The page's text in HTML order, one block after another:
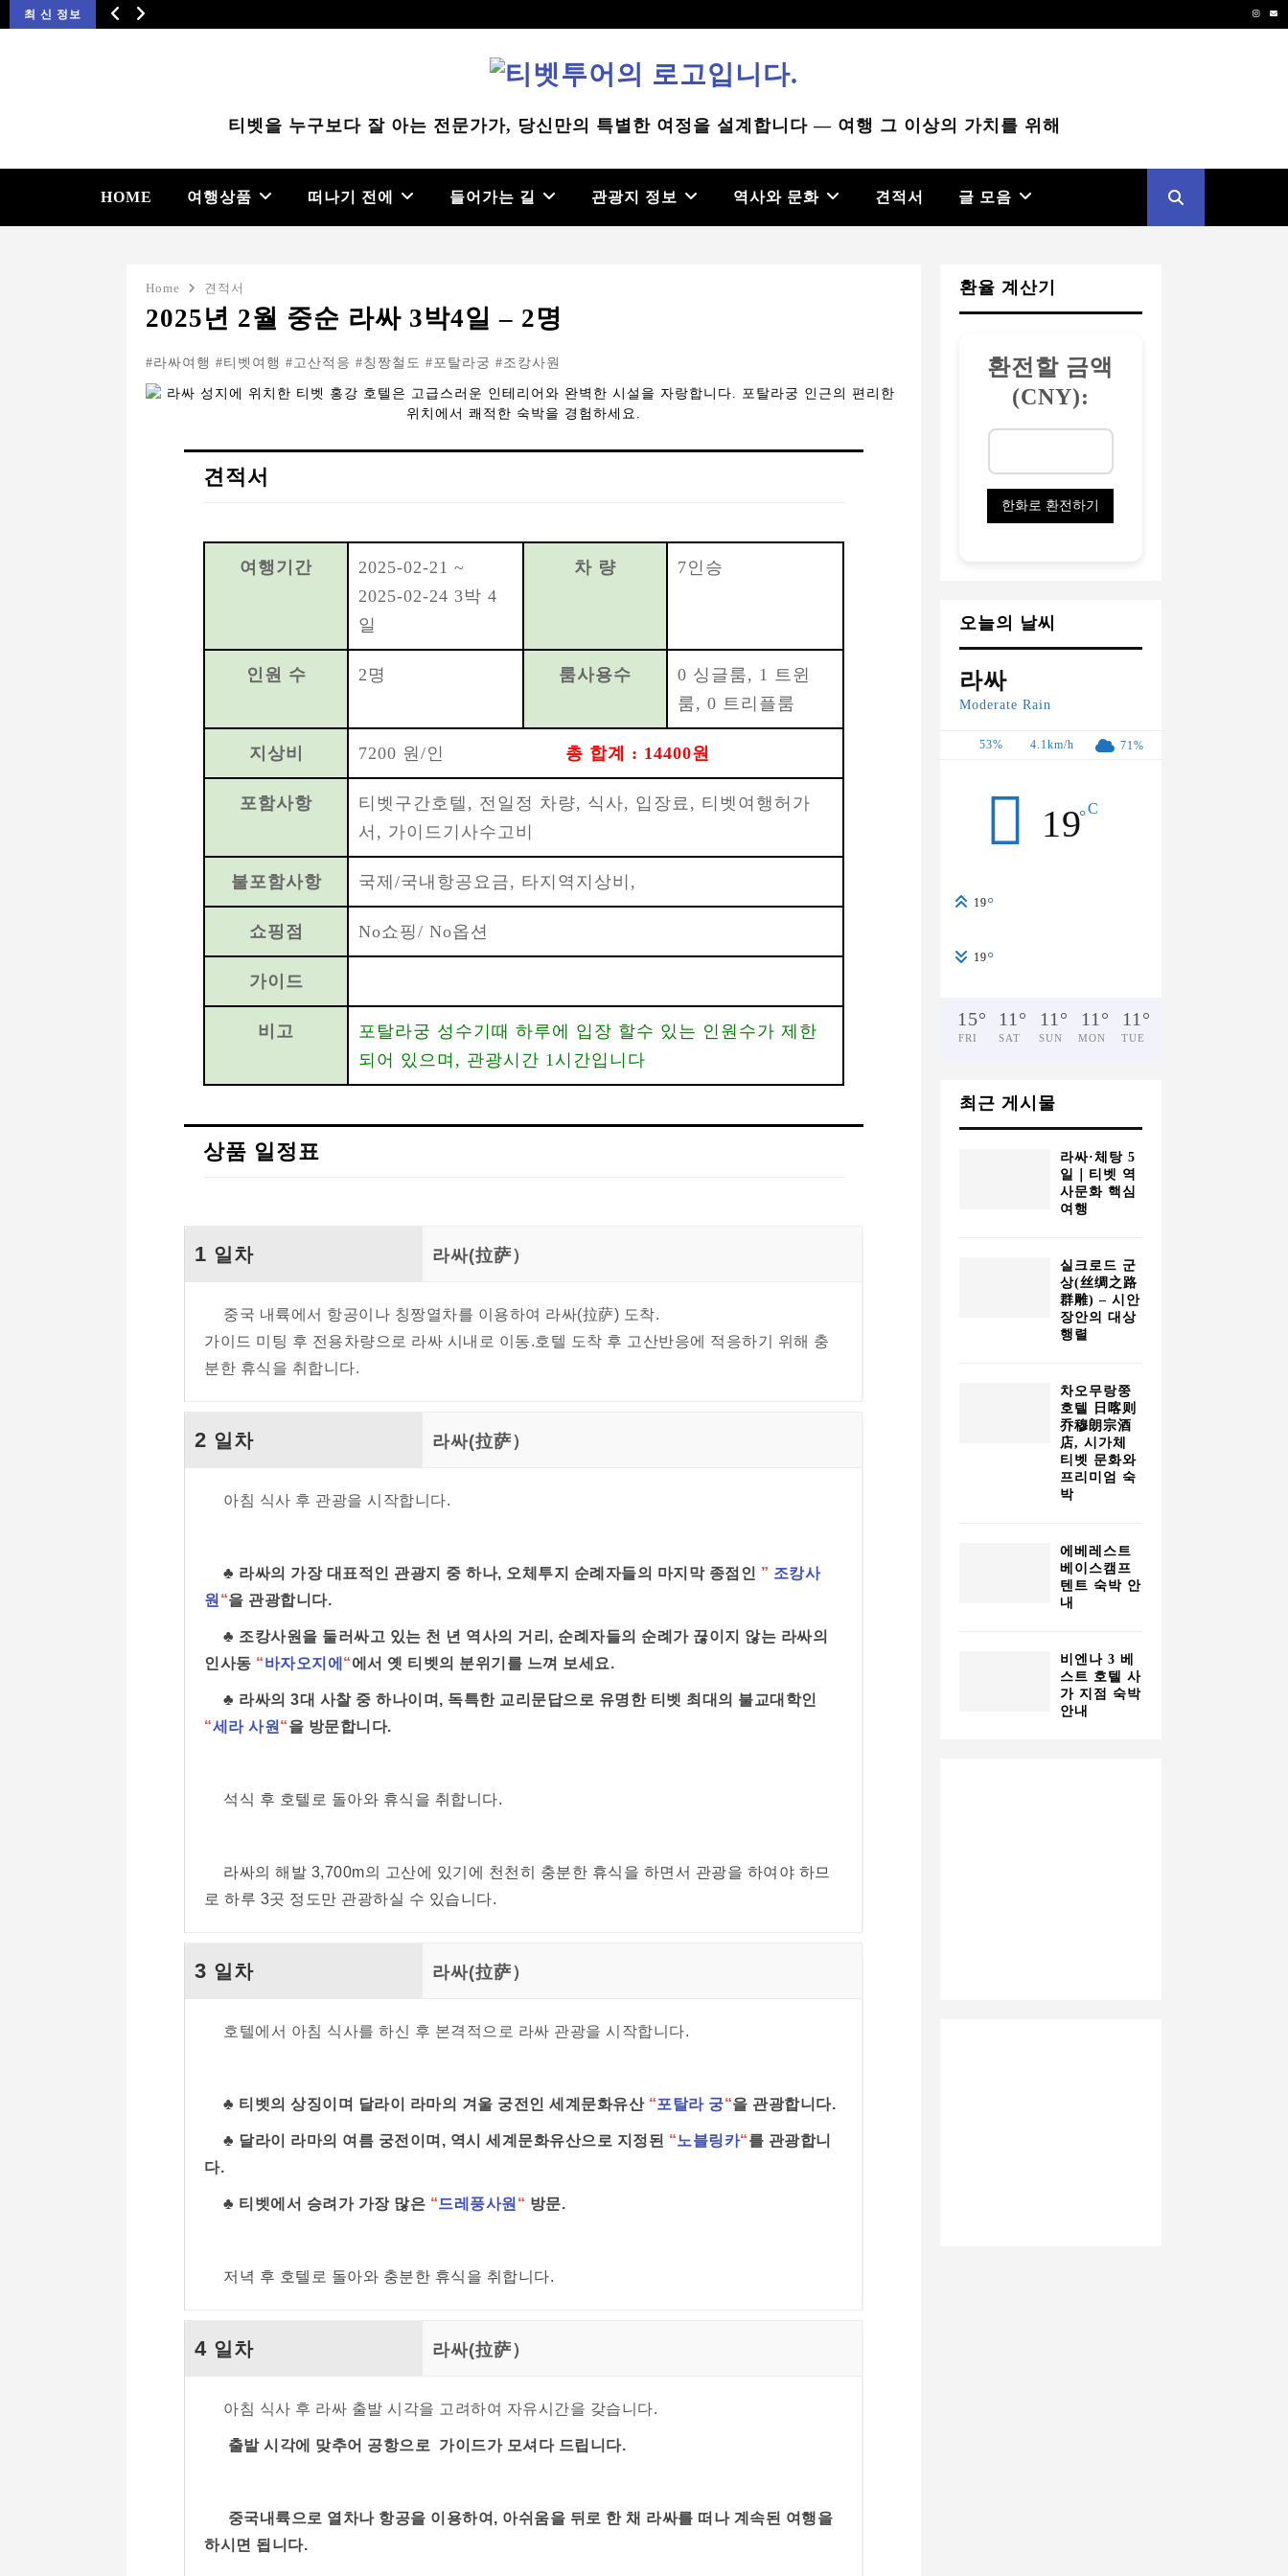
최 신 정보
티벳을 누구보다 잘 아는 전문가가, 당신만의 특별한 여정을 설계합니다 — 여행 그 이상의 가치를 위해
HOME 여행상품 떠나기 전에 들어가는 길 관광지 정보 역사와 문화 견적서 글 모음
Home 견적서
2025년 2월 중순 라싸 3박4일 – 2명
#라싸여행 #티벳여행 #고산적응 #칭짱철도 #포탈라궁 #조캉사원
견적서
여행기간
2025-02-21 ~
2025-02-24 3박 4
일
차 량 7인승
인원 수 2명 룸사용수
0 싱글룸, 1 트윈
룸, 0 트리플룸
지상비 7200 원/인 총 합계 : 14400원
포함사항
티벳구간호텔, 전일정 차량, 식사, 입장료, 티벳여행허가
서, 가이드기사수고비
불포함사항 국제/국내항공요금, 타지역지상비,
쇼핑점 No쇼핑/ No옵션
가이드
비고
포탈라궁 성수기때 하루에 입장 할수 있는 인원수가 제한
되어 있으며, 관광시간 1시간입니다
상품 일정표
1 일차 라싸(拉萨）
중국 내륙에서 항공이나 칭짱열차를 이용하여 라싸(拉萨) 도착.
가이드 미팅 후 전용차량으로 라싸 시내로 이동.호텔 도착 후 고산반응에 적응하기 위해 충
분한 휴식을 취합니다.
2 일차 라싸(拉萨）
아침 식사 후 관광을 시작합니다.
♣ 라싸의 가장 대표적인 관광지 중 하나, 오체투지 순례자들의 마지막 종점인 ” 조캉사
원 “을 관광합니다.
♣ 조캉사원을 둘러싸고 있는 천 년 역사의 거리, 순례자들의 순례가 끊이지 않는 라싸의
인사동 “바자오지에 “에서 옛 티벳의 분위기를 느껴 보세요.
♣ 라싸의 3대 사찰 중 하나이며, 독특한 교리문답으로 유명한 티벳 최대의 불교대학인
“세라 사원 “을 방문합니다.
석식 후 호텔로 돌아와 휴식을 취합니다.
라싸의 해발 3,700m의 고산에 있기에 천천히 충분한 휴식을 하면서 관광을 하여야 하므
로 하루 3곳 정도만 관광하실 수 있습니다.
3 일차 라싸(拉萨）
호텔에서 아침 식사를 하신 후 본격적으로 라싸 관광을 시작합니다.
♣ 티벳의 상징이며 달라이 라마의 겨울 궁전인 세계문화유산 “포탈라 궁“을 관광합니다.
♣ 달라이 라마의 여름 궁전이며, 역시 세계문화유산으로 지정된 “노블링카“를 관광합니
다.
♣ 티벳에서 승려가 가장 많은 “드레풍사원 “ 방문.
저녁 후 호텔로 돌아와 충분한 휴식을 취합니다.
4 일차 라싸(拉萨）
아침 식사 후 라싸 출발 시각을 고려하여 자유시간을 갖습니다.
출발 시각에 맞추어 공항으로 가이드가 모셔다 드립니다.
중국내륙으로 열차나 항공을 이용하여, 아쉬움을 뒤로 한 채 라싸를 떠나 계속된 여행을
하시면 됩니다.
환율 계산기
환전할 금액
(CNY):
오늘의 날씨
라싸
Moderate Rain
53% 4.1km/h 71%
19°C
19°
19°
15°
FRI
11 °
SAT
11 °
SUN
11 °
MON
11 °
TUE
최근 게시물
라싸·체탕 5
일｜티벳 역
사문화 핵심
여행
실크로드 군
상(丝绸之路
群雕) – 시안
장안의 대상
행렬
차오무랑쭝
호텔 日喀则
乔穆朗宗酒
店, 시가체
티벳 문화와
프리미엄 숙
박
에베레스트
베이스캠프
텐트 숙박 안
내
비엔나 3 베
스트 호텔 사
가 지점 숙박
안내